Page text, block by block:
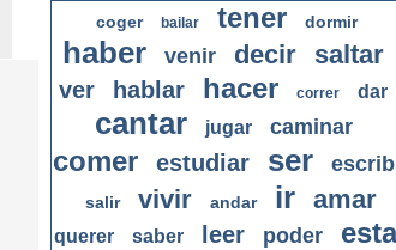
coger bailar tener dormir
haber venir decir saltar
ver hablar hacer correr dar
cantar jugar caminar
comer estudiar ser
salir vivir andar ir amar
querer saber leer poder